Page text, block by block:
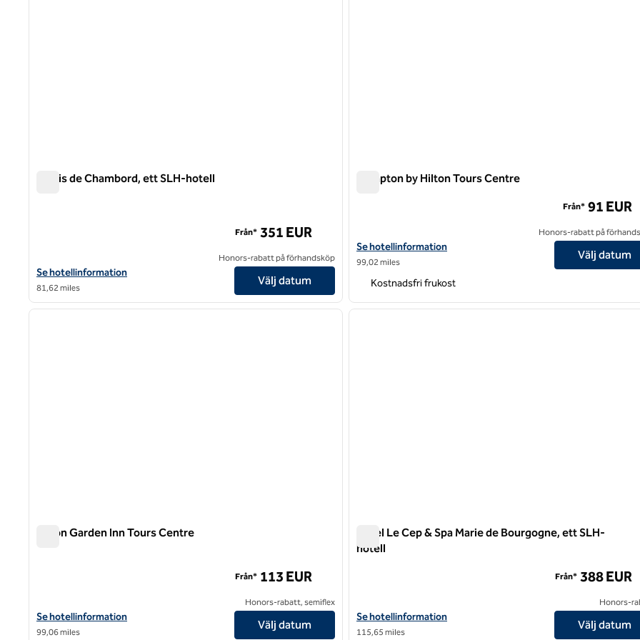
Relais de Chambord, ett SLH-hotell
Visa hotelluppgifter för Relais de Chambord, ett SLH-hotell
Se hotellinformation
81,62 miles
Från* 351 EUR
Honors-rabatt på förhandsköp
Välj datum
Hampton by Hilton Tours Centre
Visa hotelluppgifter för Hampton by Hilton Tours Centre
Se hotellinformation
99,02 miles
Från* 91 EUR
Honors-rabatt på
Välj datum
Kostnadsfri frukost
1/12
1 av 12
nästa bild
Hilton Garden Inn Tours Centre
Visa hotelluppgifter för Hilton Garden Inn Tours Centre
Se hotellinformation
99,06 miles
Från* 113 EUR
Honors-rabatt, semiflex
Välj datum
1 av 11
Hotel Le Cep & Spa Marie de Bourgogne, ett SLH-
hotell
Visa hotelluppgifter för Hotel Le Cep & Spa Marie de Bourgogne,
Se hotellinformation
115,65 miles
Från* 388 EUR
Honors-
Välj datum